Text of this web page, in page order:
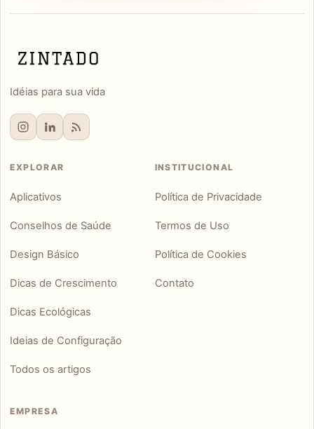
Idéias para sua vida
EXPLORAR
Aplicativos
Conselhos de Saúde
Design Básico
Dicas de Crescimento
Dicas Ecológicas
Ideias de Configuração
Todos os artigos
INSTITUCIONAL
Política de Privacidade
Termos de Uso
Política de Cookies
Contato
EMPRESA